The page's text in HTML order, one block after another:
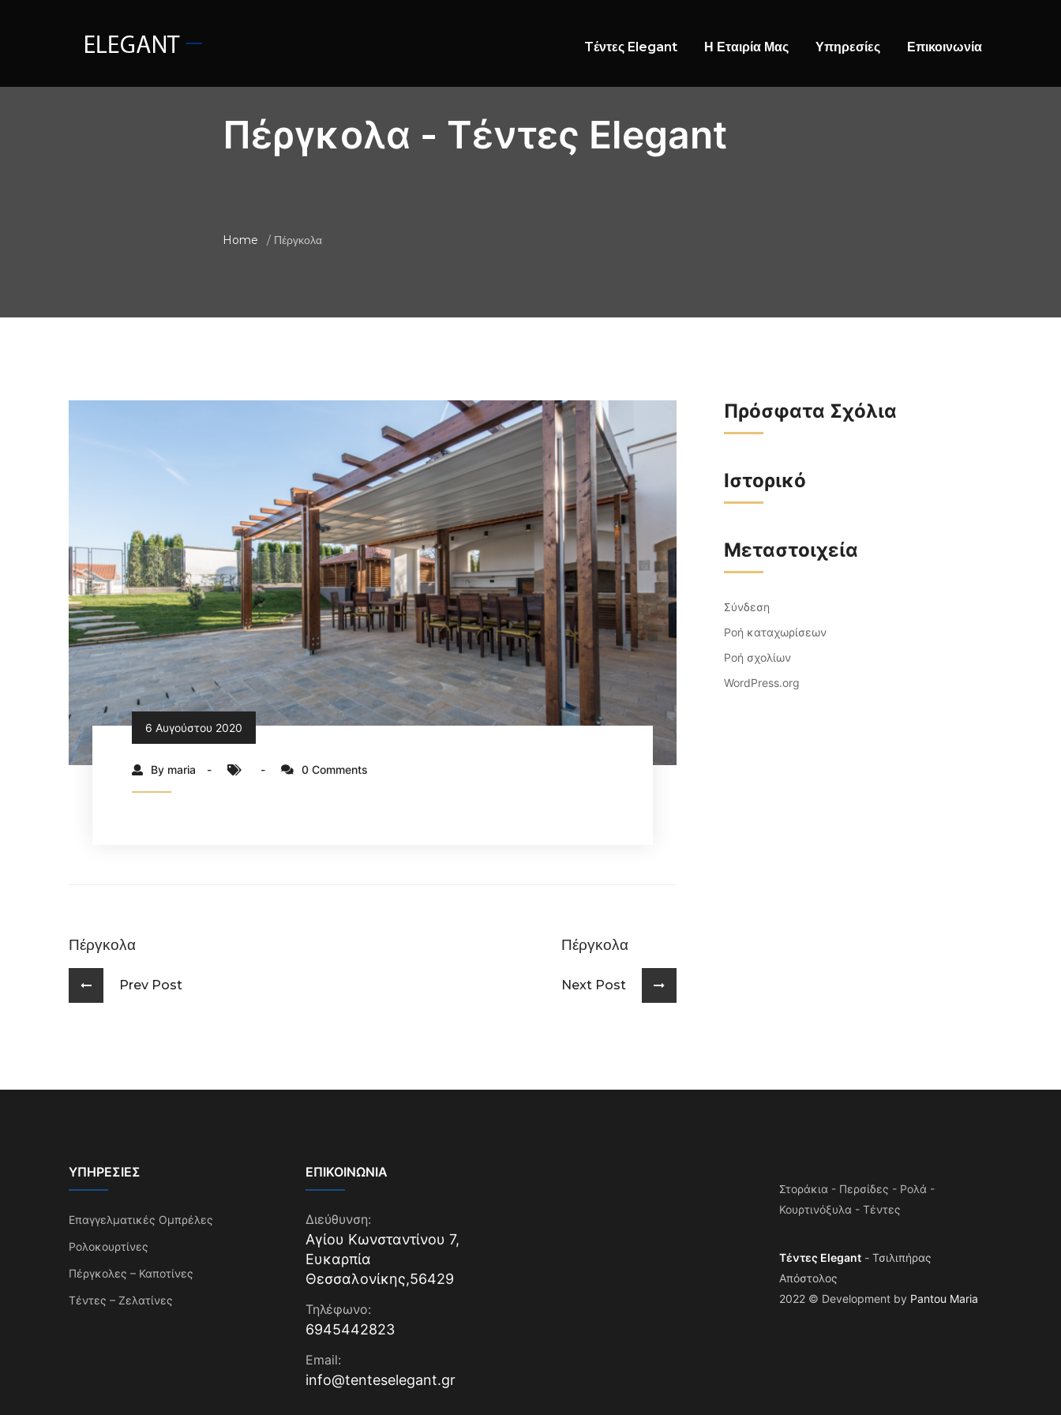
Tέντες Elegant Η Εταιρία Μας Υπηρεσίες Επικοινωνία
Πέργκολα - Tέντες Elegant
Home Πέργκολα
6 Αυγούστου 2020
By maria 0 Comments
Πέργκολα
Prev Post
Πέργκολα
Next Post
Πρόσφατα Σχόλια
Ιστορικό
Μεταστοιχεία
Σύνδεση
Ροή καταχωρίσεων
Ροή σχολίων
WordPress.org
ΥΠΗΡΕΣΊΕΣ
Επαγγελματικές Ομπρέλες
Ρολοκουρτίνες
Πέργκολες – Καποτίνες
Τέντες – Ζελατίνες
ΕΠΙΚΟΙΝΩΝΊΑ
Διεύθυνση:
Αγίου Κωνσταντίνου 7,
Ευκαρπία
Θεσσαλονίκης,56429
Τηλέφωνο:
6945442823
Email:
info@tenteselegant.gr
Στοράκια - Περσίδες - Ρολά -
Κουρτινόξυλα - Τέντες
Τέντες Elegant - Τσιλιπήρας
Απόστολος
2022 © Development by Pantou Maria